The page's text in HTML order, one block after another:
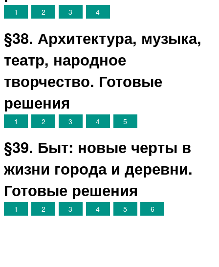
1 2 3 4
§38. Архитектура, музыка,
театр, народное
творчество. Готовые
решения
1 2 3 4 5
§39. Быт: новые черты в
жизни города и деревни.
Готовые решения
1 2 3 4 5 6